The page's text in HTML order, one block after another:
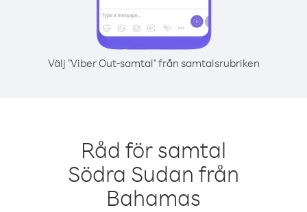
Välj "Viber Out-samtal" från samtalsrubriken
Råd för samtal
Södra Sudan från
Bahamas